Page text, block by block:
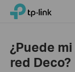
Click
navigation
TP-Link, Reliably
¿Puede
red Deco?